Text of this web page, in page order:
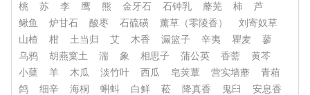
桃
苏 李 鹰 熊 金牙石 石钟乳 蘼芜 柿
芦
鳅鱼
炉甘石 酸枣 石硫磺 薰草（零陵香）
刘寄奴草
山楂
柑 土当归 艾 木香 漏篮子 辛夷 瞿麦
蓼
乌鸦
胡燕窠土 湍 象 相思子 蒲公英 香薷
黄芩
小蘖
羊 木瓜 淡竹叶 西瓜 皂荚蕈 营实墙蘼
青葙
鸽
细辛 海桐 蝌蚪 白鲜 菘 降真香 鬼臼 安息香